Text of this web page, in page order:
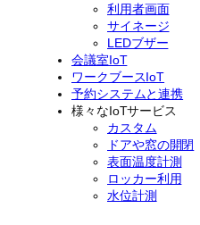
利用者画面
サイネージ
LEDブザー
会議室IoT
ワークブースIoT
予約システムと連携
様々なIoTサービス
カスタム
ドアや窓の開閉
表面温度計測
ロッカー利用
水位計測